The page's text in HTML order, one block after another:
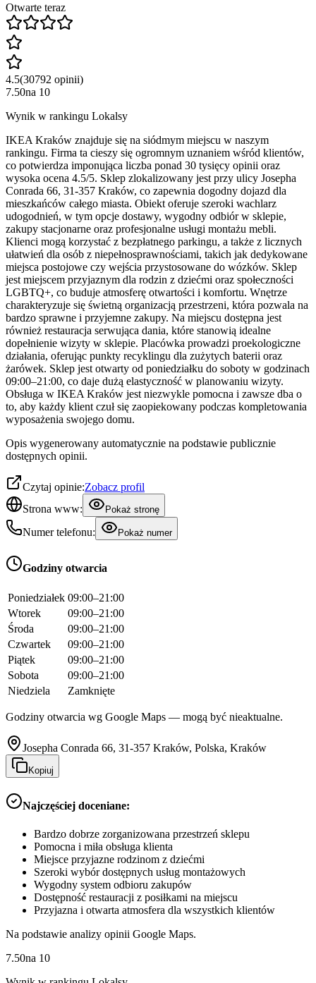
Otwarte teraz
4.5(30792 opinii)
7.50na 10
Wynik w rankingu Lokalsy
IKEA Kraków znajduje się na siódmym miejscu w naszym
rankingu. Firma ta cieszy się ogromnym uznaniem wśród klientów,
co potwierdza imponująca liczba ponad 30 tysięcy opinii oraz
wysoka ocena 4.5/5. Sklep zlokalizowany jest przy ulicy Josepha
Conrada 66, 31-357 Kraków, co zapewnia dogodny dojazd dla
mieszkańców całego miasta. Obiekt oferuje szeroki wachlarz
udogodnień, w tym opcje dostawy, wygodny odbiór w sklepie,
zakupy stacjonarne oraz profesjonalne usługi montażu mebli.
Klienci mogą korzystać z bezpłatnego parkingu, a także z licznych
ułatwień dla osób z niepełnosprawnościami, takich jak dedykowane
miejsca postojowe czy wejścia przystosowane do wózków. Sklep
jest miejscem przyjaznym dla rodzin z dziećmi oraz społeczności
LGBTQ+, co buduje atmosferę otwartości i komfortu. Wnętrze
charakteryzuje się świetną organizacją przestrzeni, która pozwala na
bardzo sprawne i przyjemne zakupy. Na miejscu dostępna jest
również restauracja serwująca dania, które stanowią idealne
dopełnienie wizyty w sklepie. Placówka prowadzi proekologiczne
działania, oferując punkty recyklingu dla zużytych baterii oraz
żarówek. Sklep jest otwarty od poniedziałku do soboty w godzinach
09:00–21:00, co daje dużą elastyczność w planowaniu wizyty.
Obsługa w IKEA Kraków jest niezwykle pomocna i zawsze dba o
to, aby każdy klient czuł się zaopiekowany podczas kompletowania
wyposażenia swojego domu.
Opis wygenerowany automatycznie na podstawie publicznie
dostępnych opinii.
Czytaj opinie:Zobacz profil
Strona www:
Pokaż stronę
Numer telefonu: Pokaż numer
Godziny otwarcia
Poniedziałek 09:00–21:00
Wtorek
09:00–21:00
Środa
09:00–21:00
Czwartek
09:00–21:00
Piątek
09:00–21:00
Sobota
09:00–21:00
Niedziela
Zamknięte
Godziny otwarcia wg Google Maps — mogą być nieaktualne.
Josepha Conrada 66, 31-357 Kraków, Polska, Kraków
Kopiuj
Najczęściej doceniane:
Bardzo dobrze zorganizowana przestrzeń sklepu
Pomocna i miła obsługa klienta
Miejsce przyjazne rodzinom z dziećmi
Szeroki wybór dostępnych usług montażowych
Wygodny system odbioru zakupów
Dostępność restauracji z posiłkami na miejscu
Przyjazna i otwarta atmosfera dla wszystkich klientów
Na podstawie analizy opinii Google Maps.
7.50na 10